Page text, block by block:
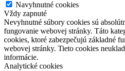
Navyhnutné cookies
Vždy zapnuté
Nevyhnutné súbory cookies sú
fungovanie webovej stránky. Táto
cookies, ktoré zabezpečujú základné
webovej stránky. Tieto cookies
informácie.
Analytické cookies